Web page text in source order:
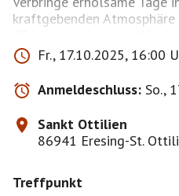
kraftgebenden
Das Klosterdorf befindet
und Feldern zwischen dem
Pfaffenwinkel. St. Ottilien
und ist daher gut mit
erreichbar.
treffen.“ Sathya Sai Baba
Fr., 17.10.2025, 16:00
Anmeldeschluss: So.,
Sankt Ottilien
86941 Eresing-St.
Treffpunkt